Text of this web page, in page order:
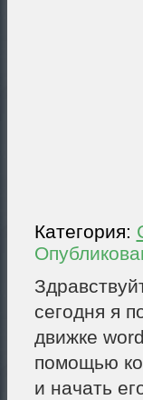
Категория:
сегодня я
движке
помощью
и начать